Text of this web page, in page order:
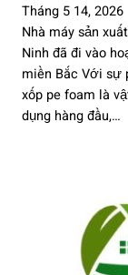
Tháng 5 14, 2026
Nhà máy sản
Ninh đã đi vào
miền Bắc Với sự
xốp pe foam là
dụng hàng đầu,…